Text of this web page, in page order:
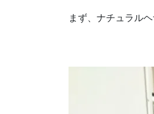
まず、ナチュラル